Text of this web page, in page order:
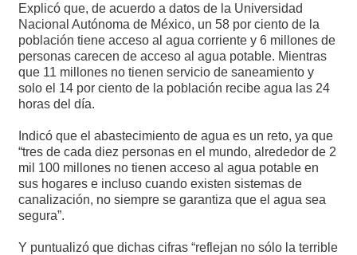
Explicó que, de acuerdo a datos de la Universidad
Nacional Autónoma de México, un 58 por ciento de la
población tiene acceso al agua corriente y 6 millones de
personas carecen de acceso al agua potable. Mientras
que 11 millones no tienen servicio de saneamiento y
solo el 14 por ciento de la población recibe agua las 24
horas del día.
Indicó que el abastecimiento de agua es un reto, ya que
“tres de cada diez personas en el mundo, alrededor de 2
mil 100 millones no tienen acceso al agua potable en
sus hogares e incluso cuando existen sistemas de
canalización, no siempre se garantiza que el agua sea
segura”.
Y puntualizó que dichas cifras “reflejan no sólo la terrible